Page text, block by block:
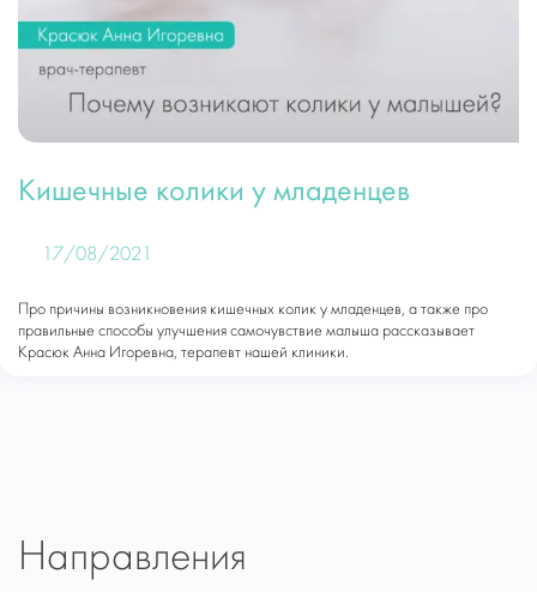
Кишечные колики у младенцев
17/08/2021
Про причины возникновения кишечных колик у младенцев, а также про
правильные способы улучшения самочувствие малыша рассказывает
Красюк Анна Игоревна, терапевт нашей клиники.
Направления